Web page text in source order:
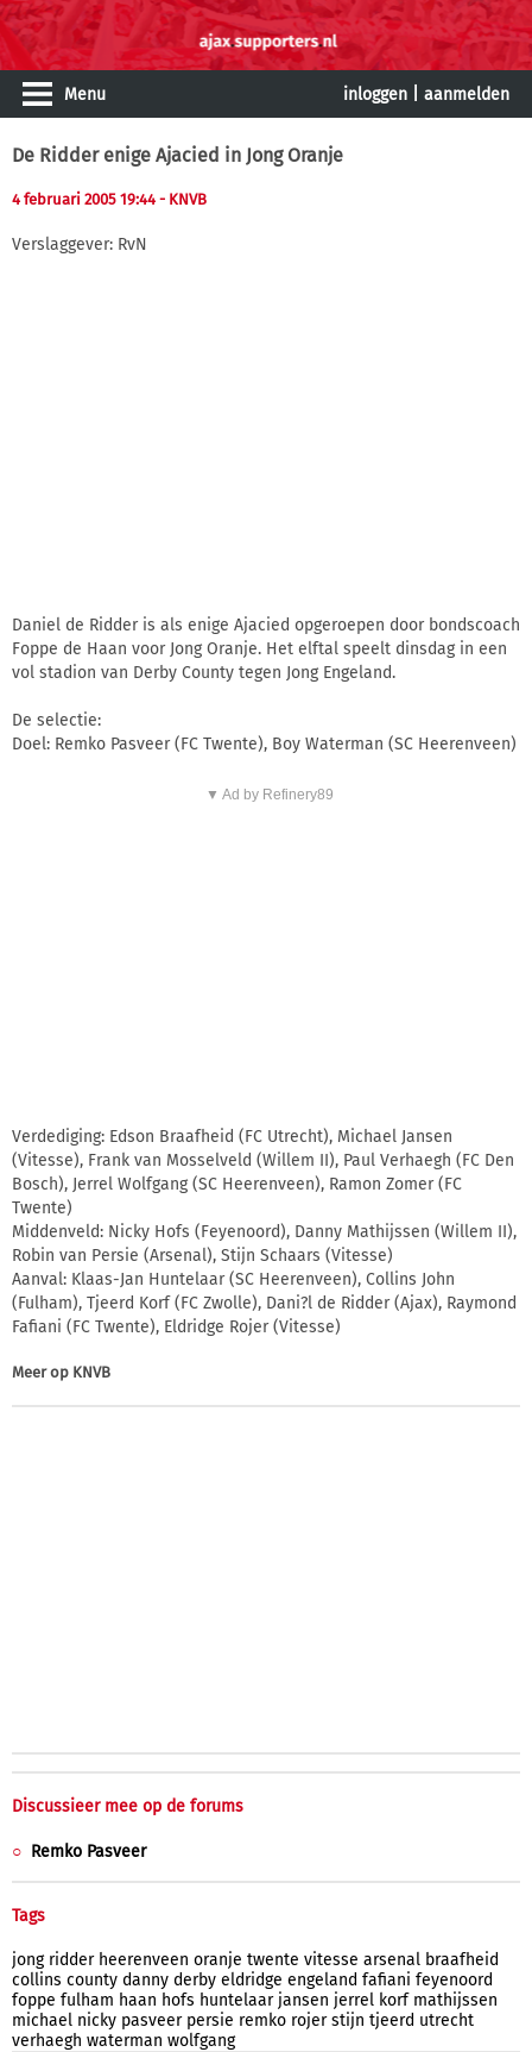
Menu inloggen aanmelden
De Ridder enige Ajacied in Jong Oranje
4 februari 2005 19:44 - KNVB
Verslaggever: RvN
Daniel de Ridder is als enige Ajacied opgeroepen door bondscoach
Foppe de Haan voor Jong Oranje. Het elftal speelt dinsdag in een
vol stadion van Derby County tegen Jong Engeland.
De selectie:
Doel: Remko Pasveer (FC Twente), Boy Waterman (SC Heerenveen)
▼ Ad by Refinery89
Verdediging: Edson Braafheid (FC Utrecht), Michael Jansen
(Vitesse), Frank van Mosselveld (Willem II), Paul Verhaegh (FC Den
Bosch), Jerrel Wolfgang (SC Heerenveen), Ramon Zomer (FC
Twente)
Middenveld: Nicky Hofs (Feyenoord), Danny Mathijssen (Willem II),
Robin van Persie (Arsenal), Stijn Schaars (Vitesse)
Aanval: Klaas-Jan Huntelaar (SC Heerenveen), Collins John
(Fulham), Tjeerd Korf (FC Zwolle), Dani?l de Ridder (Ajax), Raymond
Fafiani (FC Twente), Eldridge Rojer (Vitesse)
Meer op KNVB
Discussieer mee op de forums
Remko Pasveer
Tags
jong ridder heerenveen oranje twente vitesse arsenal braafheid
collins county danny derby eldridge engeland fafiani feyenoord
foppe fulham haan hofs huntelaar jansen jerrel korf mathijssen
michael nicky pasveer persie remko rojer stijn tjeerd utrecht
verhaegh waterman wolfgang